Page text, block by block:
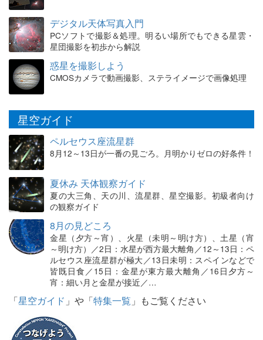
デジタル天体写真入門
PCソフトで撮影＆処理。明るい場所でもできる星雲・
星団撮影を初歩から解説
惑星を撮影しよう
CMOSカメラで動画撮影、ステライメージで画像処理
星空ガイド
ペルセウス座流星群
8月12～13日が一番の見ごろ。月明かりゼロの好条件！
夏休み 天体観察ガイド
夏の大三角、天の川、流星群、星空撮影。初級者向け
の観察ガイド
8月の見どころ
金星（夕方～宵）、火星（未明～明け方）、土星（宵
～明け方）／2日：水星が西方最大離角／12～13日：ペ
ルセウス座流星群が極大／13日未明：スペインなどで
皆既日食／15日：金星が東方最大離角／16日夕方～
宵：細い月と金星が接近／…
「星空ガイド 」や「特集一覧 」もご覧ください